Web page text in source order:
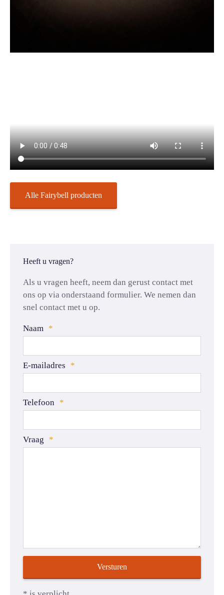
Alle Fairybell producten
Heeft u vragen?
Als u vragen heeft, neem dan gerust contact met
ons op via onderstaand formulier. We nemen dan
snel contact met u op.
Naam *
E-mailadres *
Telefoon *
Vraag *
Versturen